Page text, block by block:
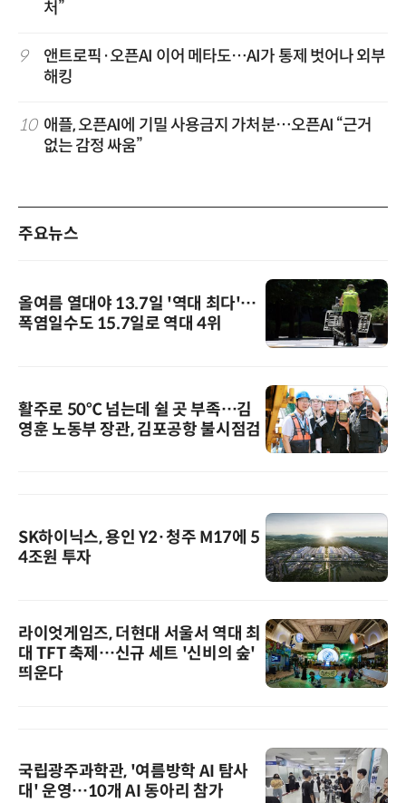
처”
9
앤트로픽·오픈AI 이어 메타도…AI가 통제 벗어나 외부
해킹
10 애플, 오픈AI에 기밀 사용금지 가처분…오픈AI “근거
없는 감정 싸움”
주요뉴스
올여름 열대야 13.7일 '역대 최다'…
폭염일수도 15.7일로 역대 4위
활주로 50℃ 넘는데 쉴 곳 부족…김
영훈 노동부 장관, 김포공항 불시점검
SK하이닉스, 용인 Y2·청주 M17에 5
4조원 투자
라이엇게임즈, 더현대 서울서 역대 최
대 TFT 축제…신규 세트 '신비의 숲'
띄운다
국립광주과학관, '여름방학 AI 탐사
대' 운영…10개 AI 동아리 참가